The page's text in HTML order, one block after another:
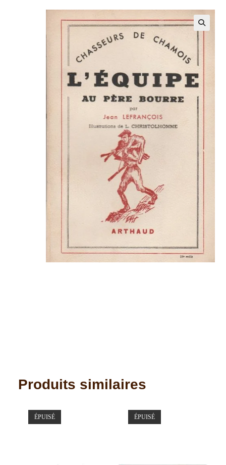
Produits similaires
ÉPUISÉ ÉPUISÉ